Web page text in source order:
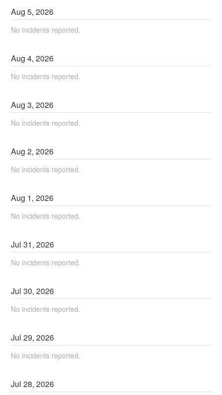
Aug5,2026
No incidents reported.
Aug4,2026
No incidents reported.
Aug3,2026
No incidents reported.
Aug2,2026
No incidents reported.
Aug 1,2026
No incidents reported.
Jul31,2026
No incidents reported.
Jul30,2026
No incidents reported.
Jul29,2026
No incidents reported.
Jul28,2026